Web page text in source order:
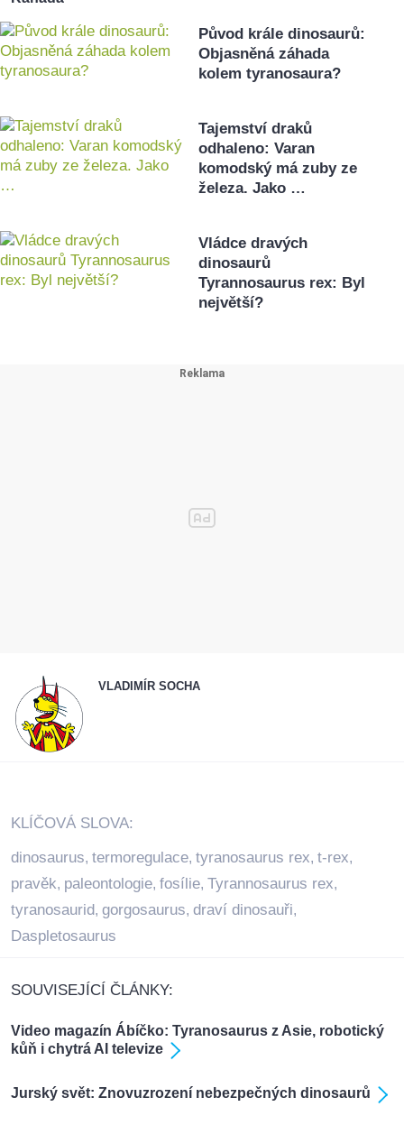
Původ krále dinosaurů:
Objasněná záhada
kolem tyranosaura?
Tajemství draků
odhaleno: Varan
komodský má zuby ze
železa. Jako …
Vládce dravých
dinosaurů
Tyrannosaurus rex: Byl
největší?
VLADIMÍR SOCHA
KLÍČOVÁ SLOVA:
dinosaurus, termoregulace, tyranosaurus rex, t-rex,
pravěk, paleontologie, fosílie, Tyrannosaurus rex,
tyranosaurid, gorgosaurus, draví dinosauři,
Daspletosaurus
SOUVISEJÍCÍ ČLÁNKY:
Video magazín Ábíčko: Tyranosaurus z Asie, robotický
kůň i chytrá AI televize
Jurský svět: Znovuzrození nebezpečných dinosaurů